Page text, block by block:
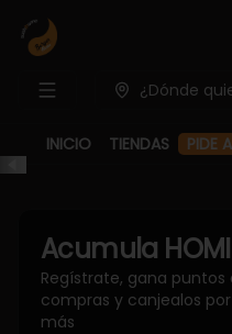
¿Dónde
INICIO TIENDAS
PIDE
Acumula
Regístrate, gana puntos
compras y canjealos
más